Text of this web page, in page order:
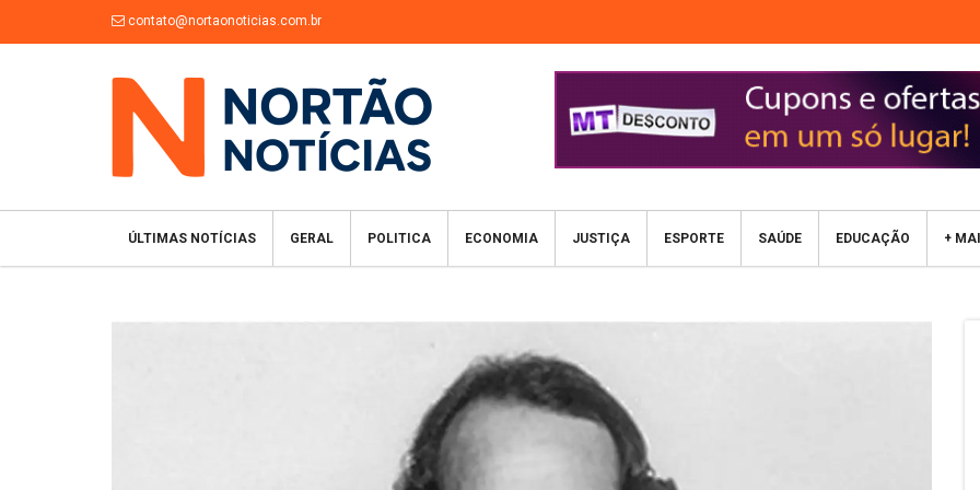
contato@nortaonoticias.com.br
ÚLTIMAS NOTÍCIAS GERAL POLITICA ECONOMIA JUSTIÇA ESPORTE SAÚDE EDUCAÇÃO +